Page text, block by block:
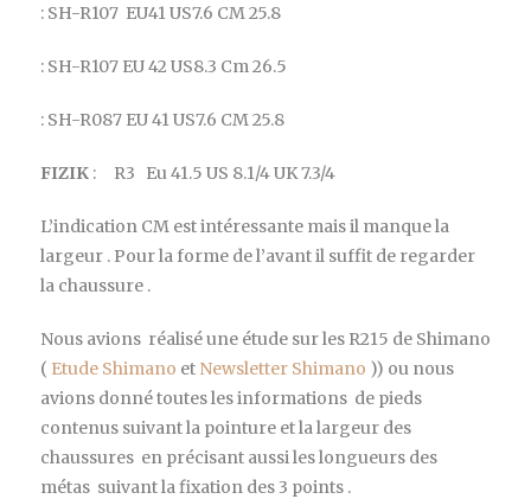
: SH-R107 EU41 US7.6 CM 25.8
: SH-R107 EU 42 US8.3 Cm 26.5
: SH-R087 EU 41 US7.6 CM 25.8
FIZIK : R3 Eu 41.5 US 8.1/4 UK 7.3/4
L’indication CM est intéressante mais il manque la
largeur . Pour la forme de l’avant il suffit de regarder
la chaussure .
Nous avions réalisé une étude sur les R215 de Shimano
( Etude Shimano et Newsletter Shimano )) ou nous
avions donné toutes les informations de pieds
contenus suivant la pointure et la largeur des
chaussures en précisant aussi les longueurs des
métas suivant la fixation des 3 points .